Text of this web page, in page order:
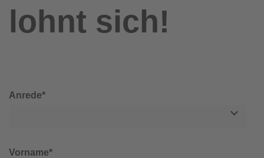
lohnt sich!
Anrede*
Vorname*